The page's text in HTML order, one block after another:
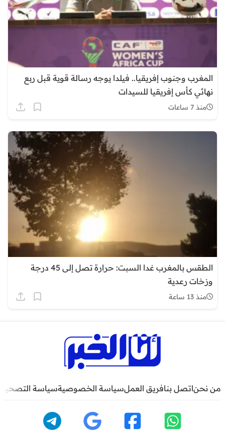
المغرب وجنوب إفريقيا.. فيلدا يوجه رسالة قوية قبل ربع
نهائي كأس إفريقيا للسيدات
منذ 7 ساعات
الطقس بالمغرب غدا السبت: حرارة تصل إلى 45 درجة
وزخات رعدية
منذ 13 ساعة
من نحناتصل بنافريق العملسياسة الخصوصيةسياسة التصحيح